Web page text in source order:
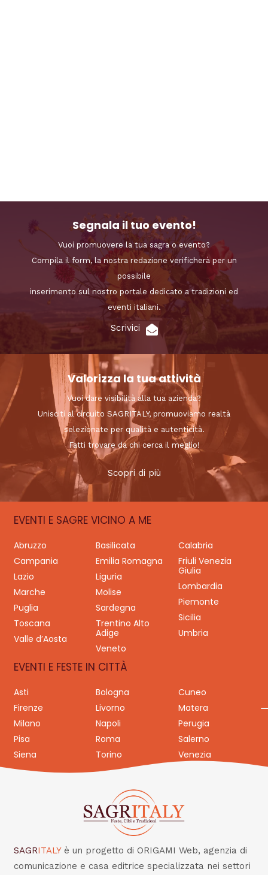
Segnala il tuo evento!
Vuoi promuovere la tua sagra o evento?
Compila il form, la nostra redazione verificherà per un
possibile
inserimento sul nostro portale dedicato a tradizioni ed
eventi italiani.
Scrivici
Valorizza la tua attività
Vuoi dare visibilità alla tua azienda?
Unisciti al circuito SAGRITALY, promuoviamo realtà
selezionate per qualità e autenticità.
Fatti trovare da chi cerca il meglio!
Scopri di più
EVENTI E SAGRE VICINO A ME
Abruzzo Basilicata
Calabria
Campania
Emilia Romagna
Friuli Venezia
Giulia
Lazio
Liguria
Lombardia
Marche
Molise
Piemonte
Puglia
Sardegna
Sicilia
Toscana
Trentino Alto
Adige
Umbria
Valle d’Aosta
Veneto
EVENTI E FESTE IN CITTÀ
Asti Bologna
Cuneo
Firenze
Livorno
Matera
Milano
Napoli
Perugia
Pisa
Roma
Salerno
Siena
Torino Venezia
SAGRITALY è un progetto di ORIGAMI Web, agenzia di
comunicazione e casa editrice specializzata nei settori